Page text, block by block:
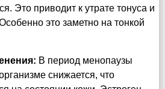
Это приводит к утрате тонуса и
это заметно на тонкой
В период менопаузы
снижается, что